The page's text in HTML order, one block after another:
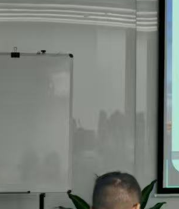
企业内训
专家团队
招投标认证咨询
出海营销管理
国际结算风险管理
成功案例